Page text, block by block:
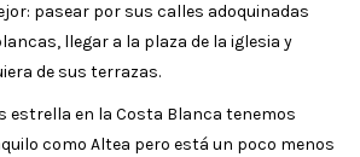
pasear por sus calles adoquinadas
llegar a la plaza de la iglesia y
de sus terrazas.
estrella en la Costa Blanca tenemos
como Altea pero está un poco menos